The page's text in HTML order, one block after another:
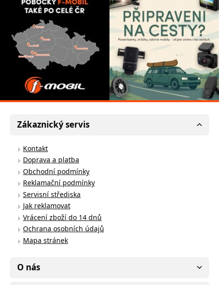
Zákaznický servis
Kontakt
Doprava a platba
Obchodní podmínky
Reklamační podmínky
Servisní střediska
Jak reklamovat
Vrácení zboží do 14 dnů
Ochrana osobních údajů
Mapa stránek
O nás